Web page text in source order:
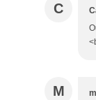
C
M